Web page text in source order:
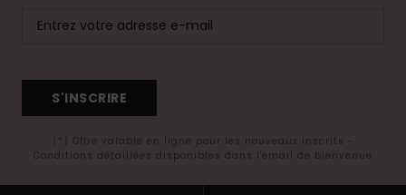
S'INSCRIRE
(*) Offre valable en ligne pour les nouveaux inscrits -
Conditions détaillées disponibles dans l'email de bienvenue